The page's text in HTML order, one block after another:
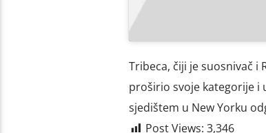
Tribeca, čiji je suosnivač i
proširio svoje kategorije i
sjedištem u New Yorku
Post Views: 3,346